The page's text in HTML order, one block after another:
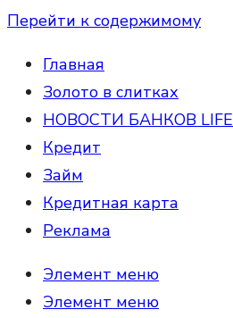
Перейти к содержимому
Главная
Золото в слитках
НОВОСТИ БАНКОВ LIFE
Кредит
Займ
Кредитная карта
Реклама
Элемент меню
Элемент меню